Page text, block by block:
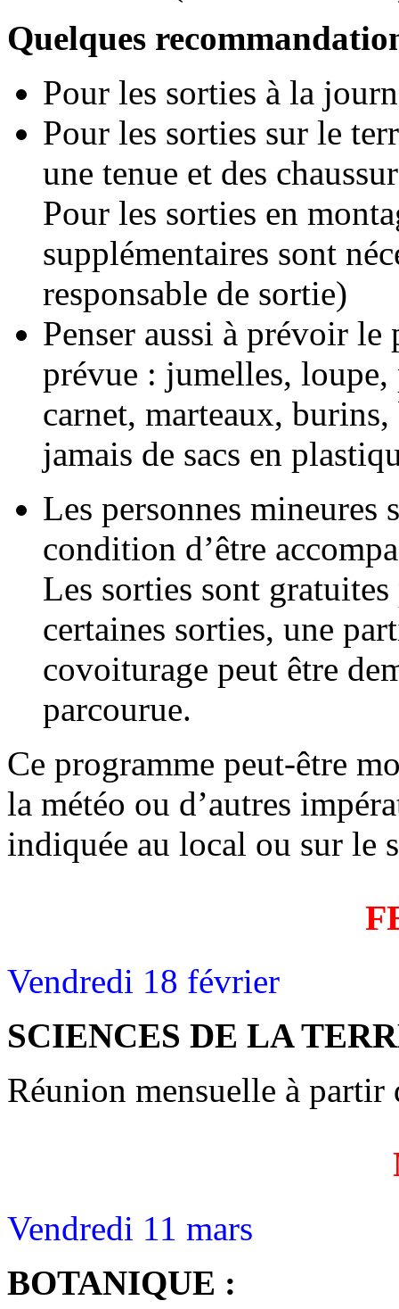
Quelques
Pour les sorties à la
Pour les sorties sur le
une tenue et des
Pour les sorties en
supplémentaires sont
responsable de sortie)
Penser aussi à prévoir
prévue : jumelles,
carnet, marteaux,
jamais de sacs en
Les personnes mineures
condition d’être
Les sorties sont
certaines sorties, une
covoiturage peut être
parcourue.
Ce programme peut-être
la météo ou d’autres
indiquée au local ou sur le
Vendredi 18 février
SCIENCES DE LA
Réunion mensuelle à partir
Vendredi 11 mars
BOTANIQUE :